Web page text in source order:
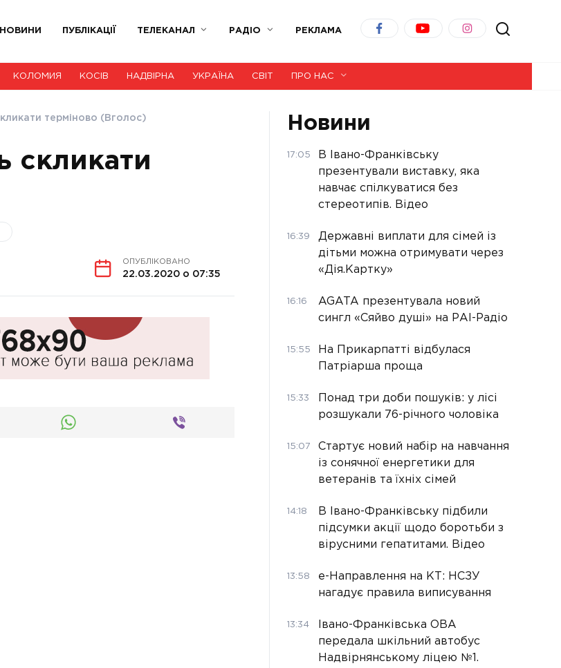
НОВИНИ ПУБЛІКАЦІЇ ТЕЛЕКАНАЛ РАДІО РЕКЛАМА
КОЛОМИЯ КОСІВ НАДВІРНА УКРАЇНА СВІТ ПРО НАС
терміново (Вголос)
скликати
ОПУБЛІКОВАНО
22.03.2020 о 07:35
Новини
17:05
В Івано-Франківську
презентували виставку, яка
навчає спілкуватися без
стереотипів. Відео
16:39
Державні виплати для сімей із
дітьми можна отримувати через
«Дія.Картку»
16:16
AGATA презентувала новий
сингл «Сяйво душі» на РАІ-Радіо
15:55
На Прикарпатті відбулася
Патріарша проща
15:33
Понад три доби пошуків: у лісі
розшукали 76-річного чоловіка
15:07
Стартує новий набір на навчання
із сонячної енергетики для
ветеранів та їхніх сімей
14:18
В Івано-Франківську підбили
підсумки акції щодо боротьби з
вірусними гепатитами. Відео
13:58
е-Направлення на КТ: НСЗУ
нагадує правила виписування
13:34
Івано-Франківська ОВА
передала шкільний автобус
Надвірнянському ліцею №1.